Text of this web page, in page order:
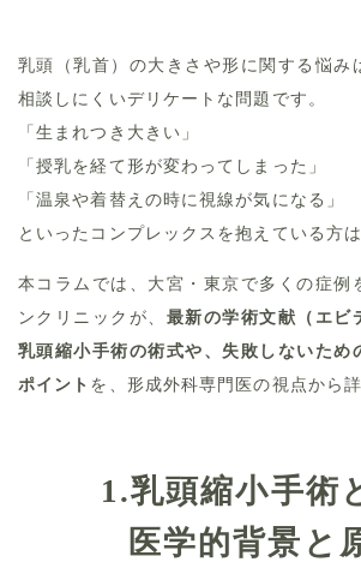
乳頭（乳首）の大きさや形に関する悩み
相談しにくいデリケートな問題です。
「生まれつき大きい」
「授乳を経て形が変わってしまった」
「温泉や着替えの時に視線が気になる」
といったコンプレックスを抱えている方
本コラムでは、大宮・東京で多くの症例
ンクリニックが、 最新の学術文献（エビ
乳頭縮小手術の術式や、失敗しないため
ポイント を、形成外科専門医の視点から
1.乳頭縮小手術
医学的背景と